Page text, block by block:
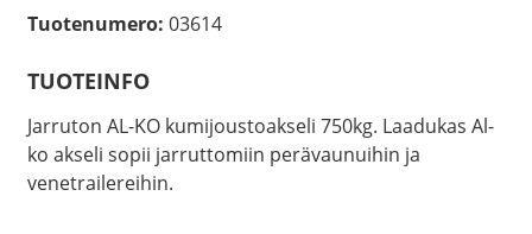
Tuotenumero: 03614
TUOTEINFO
Jarruton AL-KO kumijoustoakseli 750kg. Laadukas Al-
ko akseli sopii jarruttomiin perävaunuihin ja
venetrailereihin.